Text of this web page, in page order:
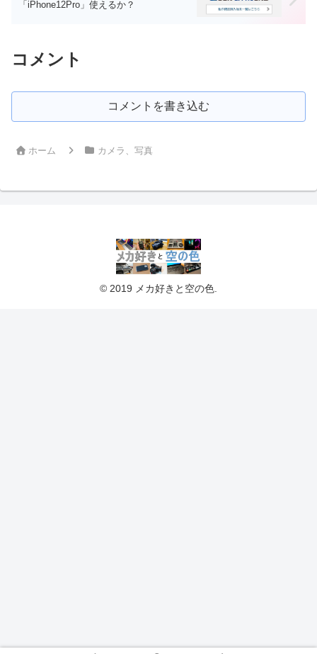
「iPhone12Pro」使えるか？
コメント
コメントを書き込む
ホーム カメラ、写真
© 2019 メカ好きと空の色.